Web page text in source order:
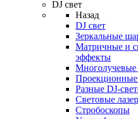
DJ свет
Назад
DJ свет
Зеркальные
Матричные и
эффекты
Разные DJ-
Световые
Стробоскопы